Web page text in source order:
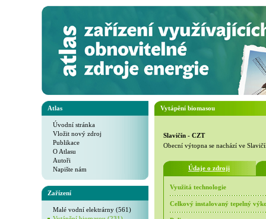
Atlas
Úvodní stránka
Vložit nový zdroj
Publikace
O Atlasu
Autoři
Napište nám
Zařízení
Malé vodní elektrárny (561)
Vytápění biomasou
Slavičín - CZT
Obecní výtopna se nachází ve
Údaje o zdroji
Využitá technologie
Celkový instalovaný tepelný